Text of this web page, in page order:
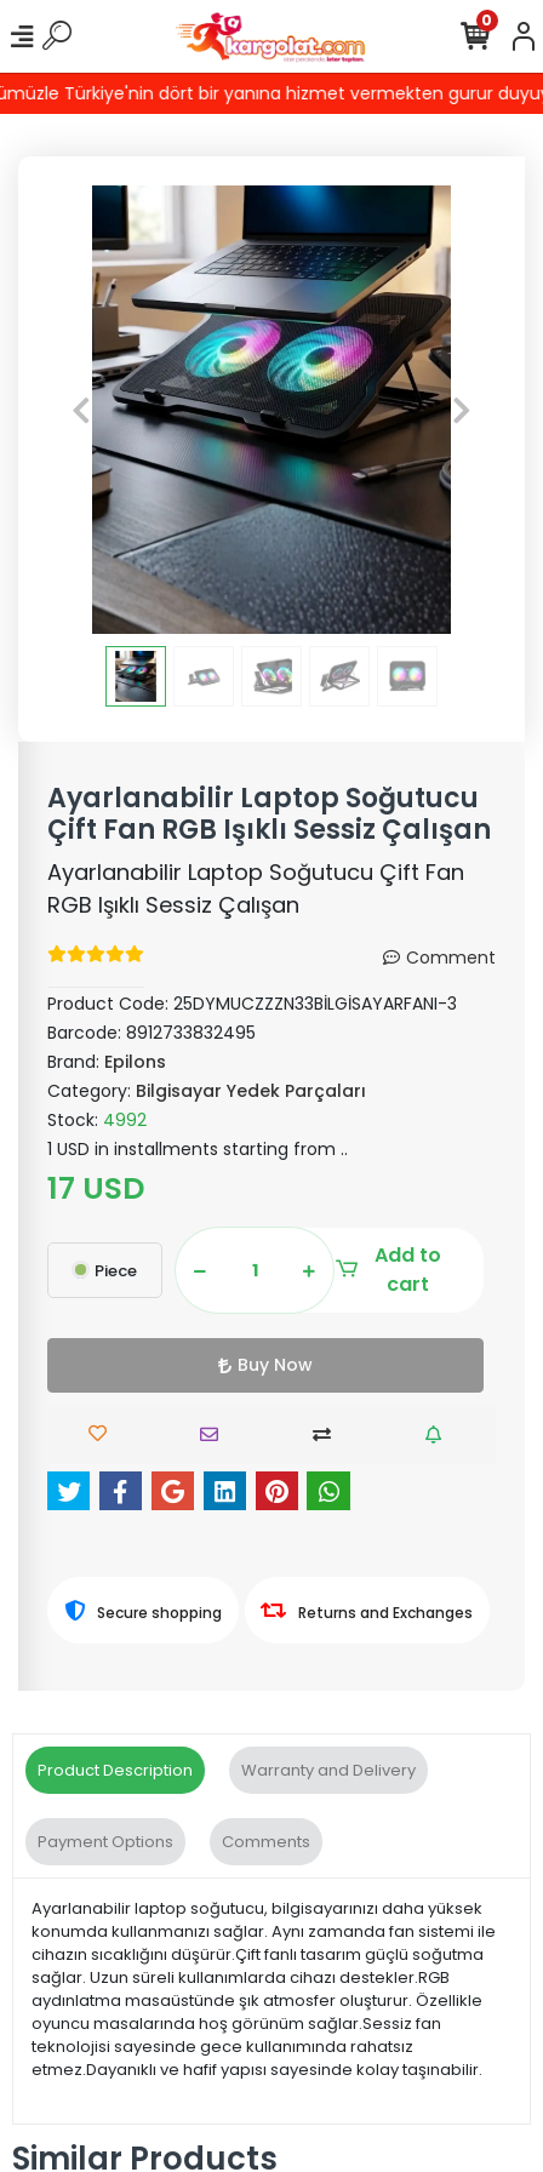
Türkiye'nin dört bir yanına hizmet vermekten gurur
0
Ayarlanabilir Laptop Soğutucu
Çift Fan RGB Işıklı Sessiz Çalışan
Ayarlanabilir Laptop Soğutucu Çift Fan
RGB Işıklı Sessiz Çalışan
Comment
Product Code: 25DYMUCZZZN33BİLGİSAYARFANI-3
Barcode: 8912733832495
Brand: Epilons
Category: Bilgisayar Yedek Parçaları
Stock: 4992
1 USD in installments starting from ..
17 USD
Piece
Add to
cart
Buy Now
Secure shopping Returns and Exchanges
Product Description Warranty and Delivery
Payment Options Comments
Ayarlanabilir laptop soğutucu, bilgisayarınızı daha yüksek
konumda kullanmanızı sağlar. Aynı zamanda fan sistemi ile
cihazın sıcaklığını düşürür.Çift fanlı tasarım güçlü soğutma
sağlar. Uzun süreli kullanımlarda cihazı destekler.RGB
aydınlatma masaüstünde şık atmosfer oluşturur. Özellikle
oyuncu masalarında hoş görünüm sağlar.Sessiz fan
teknolojisi sayesinde gece kullanımında rahatsız
etmez.Dayanıklı ve hafif yapısı sayesinde kolay taşınabilir.
Similar Products